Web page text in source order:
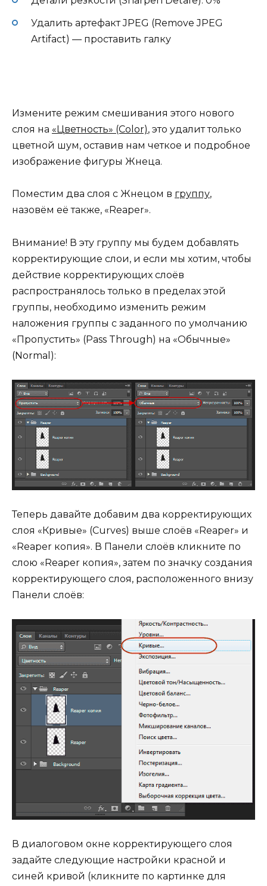
Удалить артефакт JPEG (Remove JPEG
Artifact) — проставить галку
Измените режим смешивания этого нового
слоя на «Цветность» (Color), это удалит только
цветной шум, оставив нам четкое и подробное
изображение фигуры Жнеца.
Поместим два слоя с Жнецом в группу,
назовём её также, «Reaper».
Внимание! В эту группу мы будем добавлять
корректирующие слои, и если мы хотим, чтобы
действие корректирующих слоёв
распространялось только в пределах этой
группы, необходимо изменить режим
наложения группы с заданного по умолчанию
«Пропустить» (Pass Through) на «Обычные»
(Normal):
Теперь давайте добавим два корректирующих
слоя «Кривые» (Curves) выше слоёв «Reaper» и
«Reaper копия». В Панели слоёв кликните по
слою «Reaper копия», затем по значку создания
корректирующего слоя, расположенного внизу
Панели слоёв:
В диалоговом окне корректирующего слоя
задайте следующие настройки красной и
синей кривой (кликните по картинке для